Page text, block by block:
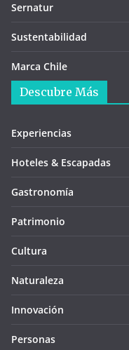
Sernatur
Sustentabilidad
Marca Chile
Descubre Más
Experiencias
Hoteles & Escapadas
Gastronomía
Patrimonio
Cultura
Naturaleza
Innovación
Personas